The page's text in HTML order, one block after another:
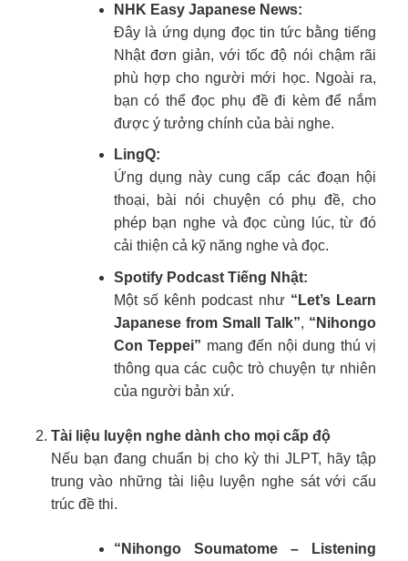
NHK Easy Japanese News:
Đây là ứng dụng đọc tin tức bằng tiếng
Nhật đơn giản, với tốc độ nói chậm rãi
phù hợp cho người mới học. Ngoài ra,
bạn có thể đọc phụ đề đi kèm để nắm
được ý tưởng chính của bài nghe.
LingQ:
Ứng dụng này cung cấp các đoạn hội
thoại, bài nói chuyện có phụ đề, cho
phép bạn nghe và đọc cùng lúc, từ đó
cải thiện cả kỹ năng nghe và đọc.
Spotify Podcast Tiếng Nhật:
Một số kênh podcast như “Let’s Learn
Japanese from Small Talk”, “Nihongo
Con Teppei” mang đến nội dung thú vị
thông qua các cuộc trò chuyện tự nhiên
của người bản xứ.
Tài liệu luyện nghe dành cho mọi cấp độ
Nếu bạn đang chuẩn bị cho kỳ thi JLPT, hãy tập
trung vào những tài liệu luyện nghe sát với cấu
trúc đề thi.
“Nihongo Soumatome – Listening